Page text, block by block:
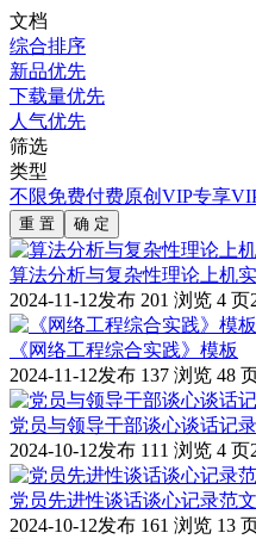
文档
综合排序
新品优先
下载量优先
人气优先
筛选
类型
不限免费付费原创 VIP专享
重 置 确 定
算法分析与复杂性理论上机
2024-11-12发布 201 浏览 4 页
《网络工程综合实践》模板
2024-11-12发布 137 浏览 48
党员与领导干部谈心谈话记
2024-10-12发布 111 浏览 4 页
党员先进性谈话谈心记录范文
2024-10-12发布 161 浏览 13